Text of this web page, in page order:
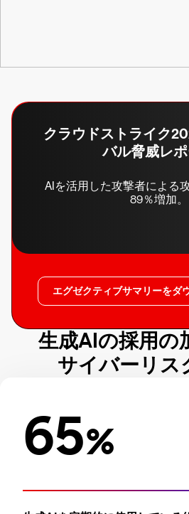
クラウドストライク
バル脅威レポ
AIを活用した攻撃者による
89％増加。
エグゼクティブサマリーをダ
生成AIの採用の
サイバーリス
65%